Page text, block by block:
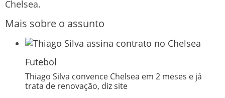
Chelsea.
Mais sobre o assunto
Futebol
Thiago Silva convence Chelsea em 2 meses e já
trata de renovação, diz site